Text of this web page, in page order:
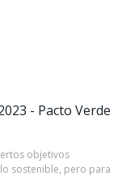
- Pacto Verde
objetivos
sostenible, pero para